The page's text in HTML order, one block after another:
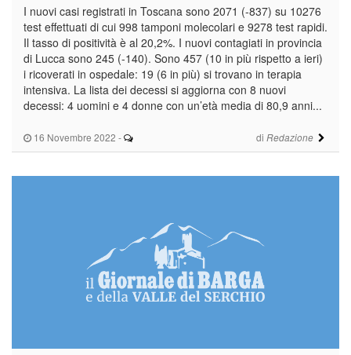
16 Novembre 2022 - di Redazione
I nuovi casi registrati in Toscana sono 2071 (-837) su 10276
test effettuati di cui 998 tamponi molecolari e 9278 test rapidi.
Il tasso di positività è al 20,2%. I nuovi contagiati in provincia
di Lucca sono 245 (-140). Sono 457 (10 in più rispetto a ieri)
i ricoverati in ospedale: 19 (6 in più) si trovano in terapia
intensiva. La lista dei decessi si aggiorna con 8 nuovi
decessi: 4 uomini e 4 donne con un’età media di 80,9 anni...